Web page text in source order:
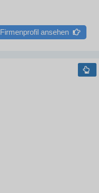
Firmenprofil ansehen